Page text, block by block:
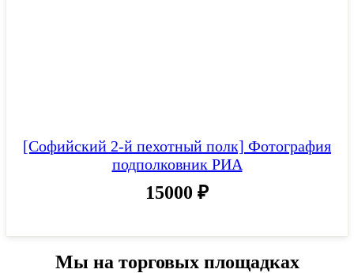
[Софийский 2-й пехотный полк] Фотография
подполковник РИА
15000 ₽
Мы на торговых площадках